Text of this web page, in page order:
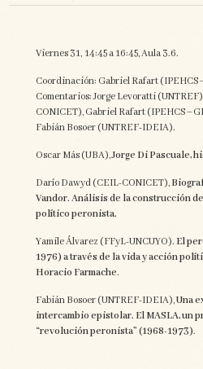
Viernes 31, 14:45 a 16:45, Aula 3.6.
Coordinación: Gabriel Rafart
Comentarios: Jorge Levoratti
CONICET), Gabriel Rafart
Fabián Bosoer (UNTREF-IDEIA).
Oscar Más (UBA),Jorge Di Pascuale,
Darío Dawyd (CEIL-CONICET),
Vandor. Análisis de la construcción
político peronista.
Yamile Álvarez (FFyL-UNCUYO). El
1976) a través de la vida y acción
Horacio Farmache.
Fabián Bosoer (UNTREF-IDEIA),Una
intercambio epistolar. El MASLA, un
“revolución peronista” (1968-1973).